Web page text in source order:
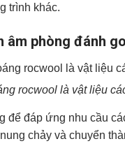
trình khác.
âm phòng đánh
rocwool là vật liệu
đáp ứng nhu cầu
chảy và chuyển